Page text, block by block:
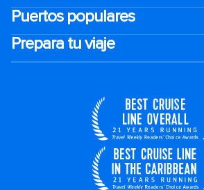
Puertos populares
Prepara tu viaje